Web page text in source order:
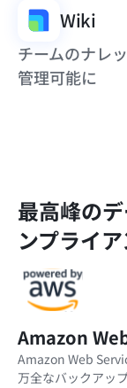
Wiki
チームのナレ
管理可能に
最高峰の
ンプライ
Amazon
Amazon Web
万全なバックアッ